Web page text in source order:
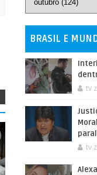
BRASIL E
tv
tv